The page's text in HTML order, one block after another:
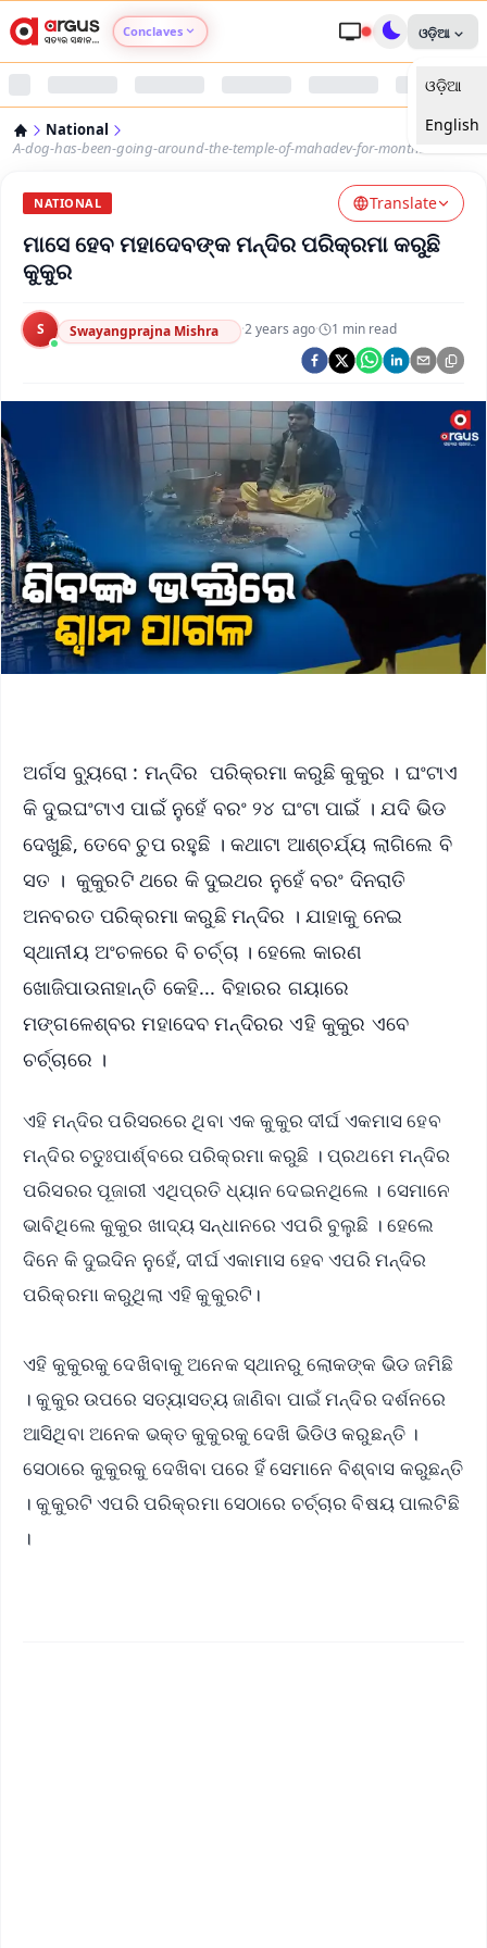
Conclaves
Argus Nari Shakti
Argus Health Connect
Argus Swaad Odisha
Argus Chalo Dekhein Apna Desh
ଓଡ଼ିଆ
ଓଡ଼ିଆ
English
National
A-dog-has-been-going-around-the-temple-of-mahadev-for-months
NATIONAL Translate
ମାସେ ହେବ ମହାଦେବଙ୍କ ମନ୍ଦିର ପରିକ୍ରମା କରୁଛି
କୁକୁର
S Swayangprajna Mishra ·2 years ago· 1 min read
ଅର୍ଗସ ବ୍ୟୁରୋ : ମନ୍ଦିର ପରିକ୍ରମା କରୁଛି କୁକୁର । ଘଂଟାଏ
କି ଦୁଇଘଂଟାଏ ପାଇଁ ନୁହେଁ ବରଂ ୨୪ ଘଂଟା ପାଇଁ । ଯଦି ଭିଡ
ଦେଖୁଛି, ତେବେ ଚୁପ ରହୁଛି । କଥାଟା ଆଶ୍ଚର୍ଯ୍ୟ ଲାଗିଲେ ବି
ସତ । କୁକୁରଟି ଥରେ କି ଦୁଇଥର ନୁହେଁ ବରଂ ଦିନରାତି
ଅନବରତ ପରିକ୍ରମା କରୁଛି ମନ୍ଦିର । ଯାହାକୁ ନେଇ
ସ୍ଥାନୀୟ ଅଂଚଳରେ ବି ଚର୍ଚ୍ଚା । ହେଲେ କାରଣ
ଖୋଜିପାଉନାହାନ୍ତି କେହି... ବିହାରର ଗୟାରେ
ମଙ୍ଗଳେଶ୍ବର ମହାଦେବ ମନ୍ଦିରର ଏହି କୁକୁର ଏବେ
ଚର୍ଚ୍ଚାରେ ।
ଏହି ମନ୍ଦିର ପରିସରରେ ଥିବା ଏକ କୁକୁର ଦୀର୍ଘ ଏକମାସ ହେବ
ମନ୍ଦିର ଚତୁଃପାର୍ଶ୍ବରେ ପରିକ୍ରମା କରୁଛି । ପ୍ରଥମେ ମନ୍ଦିର
ପରିସରର ପୂଜାରୀ ଏଥିପ୍ରତି ଧ୍ୟାନ ଦେଇନଥିଲେ । ସେମାନେ
ଭାବିଥିଲେ କୁକୁର ଖାଦ୍ୟ ସନ୍ଧାନରେ ଏପରି ବୁଲୁଛି । ହେଲେ
ଦିନେ କି ଦୁଇଦିନ ନୁହେଁ, ଦୀର୍ଘ ଏକାମାସ ହେବ ଏପରି ମନ୍ଦିର
ପରିକ୍ରମା କରୁଥିଲା ଏହି କୁକୁରଟି।
ଏହି କୁକୁରକୁ ଦେଖିବାକୁ ଅନେକ ସ୍ଥାନରୁ ଲୋକଙ୍କ ଭିଡ ଜମିଛି
। କୁକୁର ଉପରେ ସତ୍ୟାସତ୍ୟ ଜାଣିବା ପାଇଁ ମନ୍ଦିର ଦର୍ଶନରେ
ଆସିଥିବା ଅନେକ ଭକ୍ତ କୁକୁରକୁ ଦେଖି ଭିଡିଓ କରୁଛନ୍ତି ।
ସେଠାରେ କୁକୁରକୁ ଦେଖିବା ପରେ ହିଁ ସେମାନେ ବିଶ୍ବାସ କରୁଛନ୍ତି
। କୁକୁରଟି ଏପରି ପରିକ୍ରମା ସେଠାରେ ଚର୍ଚ୍ଚାର ବିଷୟ ପାଲଟିଛି
।